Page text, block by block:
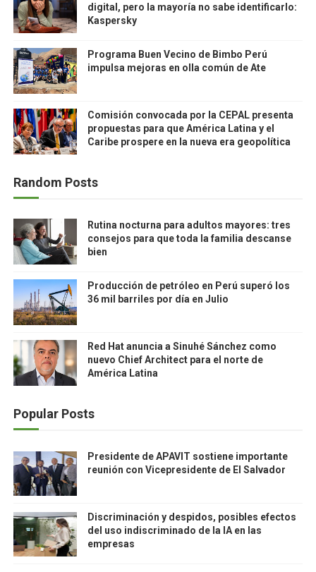
digital, pero la mayoría no sabe identificarlo:
Kaspersky
Programa Buen Vecino de Bimbo Perú
impulsa mejoras en olla común de Ate
Comisión convocada por la CEPAL presenta
propuestas para que América Latina y el
Caribe prospere en la nueva era geopolítica
Random Posts
Rutina nocturna para adultos mayores: tres
consejos para que toda la familia descanse
bien
Producción de petróleo en Perú superó los
36 mil barriles por día en Julio
Red Hat anuncia a Sinuhé Sánchez como
nuevo Chief Architect para el norte de
América Latina
Popular Posts
Presidente de APAVIT sostiene importante
reunión con Vicepresidente de El Salvador
Discriminación y despidos, posibles efectos
del uso indiscriminado de la IA en las
empresas